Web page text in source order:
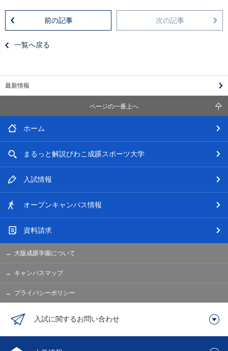
前の記事 次の記事
一覧へ戻る
最新情報
ページの一番上へ
ホーム
まるっと解説びわこ成蹊スポーツ大学
入試情報
オープンキャンパス情報
資料請求
大阪成蹊学園について
キャンパスマップ
プライバシーポリシー
入試に関するお問い合わせ